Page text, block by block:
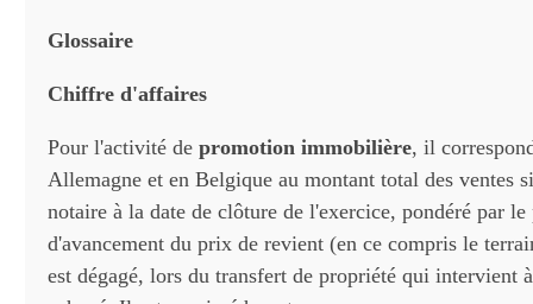
Glossaire
Chiffre d'affaires
Pour l'activité de promotion immobilière, il
Allemagne et en Belgique au montant total des ventes
notaire à la date de clôture de l'exercice, pondéré par le
d'avancement du prix de revient (en ce compris le
est dégagé, lors du transfert de propriété qui intervient